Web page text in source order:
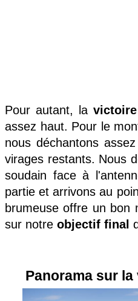
Pour autant, la victoire
assez haut. Pour le
nous déchantons
virages restants. Nous
soudain face à
partie et arrivons au
brumeuse offre un bon
sur notre objectif final
Panorama sur